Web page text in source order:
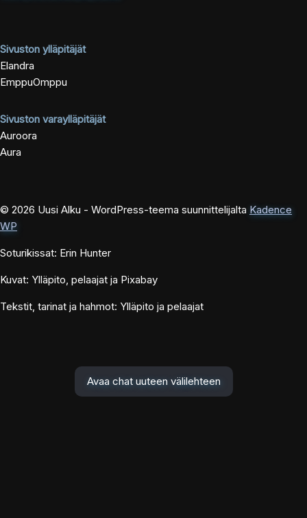
Sivuston ylläpitäjät
Elandra
EmppuOmppu
Sivuston varaylläpitäjät
Auroora
Aura
© 2026 Uusi Alku - WordPress-teema suunnittelijalta Kadence
WP
Soturikissat: Erin Hunter
Kuvat: Ylläpito, pelaajat ja Pixabay
Tekstit, tarinat ja hahmot: Ylläpito ja pelaajat
Avaa chat uuteen välilehteen